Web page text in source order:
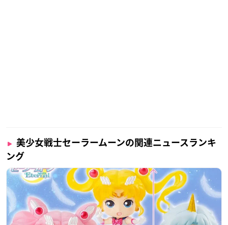
美少女戦士セーラームーンの関連ニュースランキ
ング